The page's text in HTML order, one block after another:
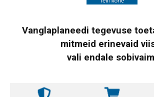
Vanglaplaneedi tegevuse
mitmeid erinevaid
vali endale